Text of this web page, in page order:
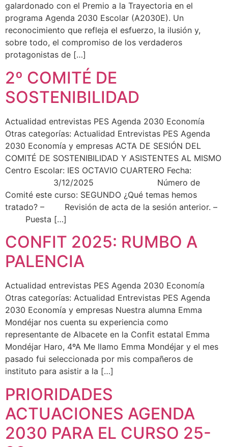
galardonado con el Premio a la Trayectoria en el
programa Agenda 2030 Escolar (A2030E). Un
reconocimiento que refleja el esfuerzo, la ilusión y,
sobre todo, el compromiso de los verdaderos
protagonistas de […]
2º COMITÉ DE
SOSTENIBILIDAD
Actualidad entrevistas PES Agenda 2030 Economía
Otras categorías: Actualidad Entrevistas PES Agenda
2030 Economía y empresas ACTA DE SESIÓN DEL
COMITÉ DE SOSTENIBILIDAD Y ASISTENTES AL MISMO
Centro Escolar: IES OCTAVIO CUARTERO Fecha:
3/12/2025 Número de
Comité este curso: SEGUNDO ¿Qué temas hemos
tratado? – Revisión de acta de la sesión anterior. –
Puesta […]
CONFIT 2025: RUMBO A
PALENCIA
Actualidad entrevistas PES Agenda 2030 Economía
Otras categorías: Actualidad Entrevistas PES Agenda
2030 Economía y empresas Nuestra alumna Emma
Mondéjar nos cuenta su experiencia como
representante de Albacete en la Confit estatal Emma
Mondéjar Haro, 4ºA Me llamo Emma Mondéjar y el mes
pasado fui seleccionada por mis compañeros de
instituto para asistir a la […]
PRIORIDADES
ACTUACIONES AGENDA
2030 PARA EL CURSO 25-